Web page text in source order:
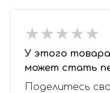
★★★★★
★★★★★
У этого
может стать
Поделитесь